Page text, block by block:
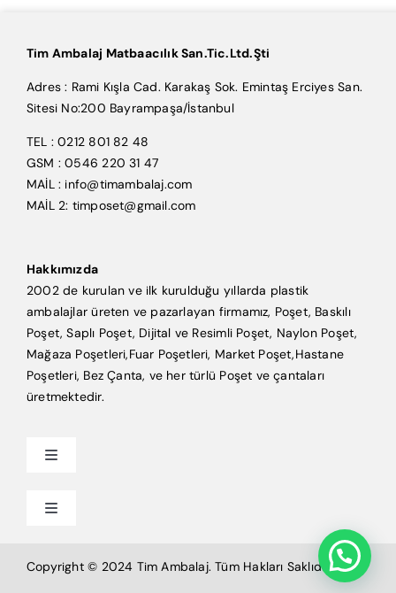
Tim Ambalaj Matbaacılık San.Tic.Ltd.Şti
Adres : Rami Kışla Cad. Karakaş Sok. Emintaş Erciyes San.
Sitesi No:200 Bayrampaşa/İstanbul
TEL : 0212 801 82 48
GSM : 0546 220 31 47
MAİL : info@timambalaj.com
MAİL 2: timposet@gmail.com
Hakkımızda
2002 de kurulan ve ilk kurulduğu yıllarda plastik
ambalajlar üreten ve pazarlayan firmamız, Poşet, Baskılı
Poşet, Saplı Poşet, Dijital ve Resimli Poşet, Naylon Poşet,
Mağaza Poşetleri,Fuar Poşetleri, Market Poşet,Hastane
Poşetleri, Bez Çanta, ve her türlü Poşet ve çantaları
üretmektedir.
Toggle
Anasayfa
Tim Ambalaj
Toggle
Copyright © 2024 Tim Ambalaj. Tüm Hakları Saklıdır.